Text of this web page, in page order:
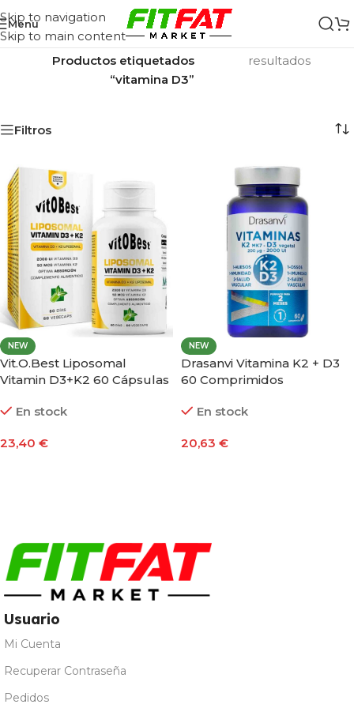
Skip to navigation
Skip to main content
Menu
Inicio/
Productos etiquetados
“vitamina D3”
resultados
Filtros
NEW
Vit.O.Best Liposomal
Vitamin D3+K2 60 Cápsulas
En stock
23,40 €
NEW
Drasanvi Vitamina K2 + D3
60 Comprimidos
En stock
20,63 €
Usuario
Mi Cuenta
Recuperar Contraseña
Pedidos